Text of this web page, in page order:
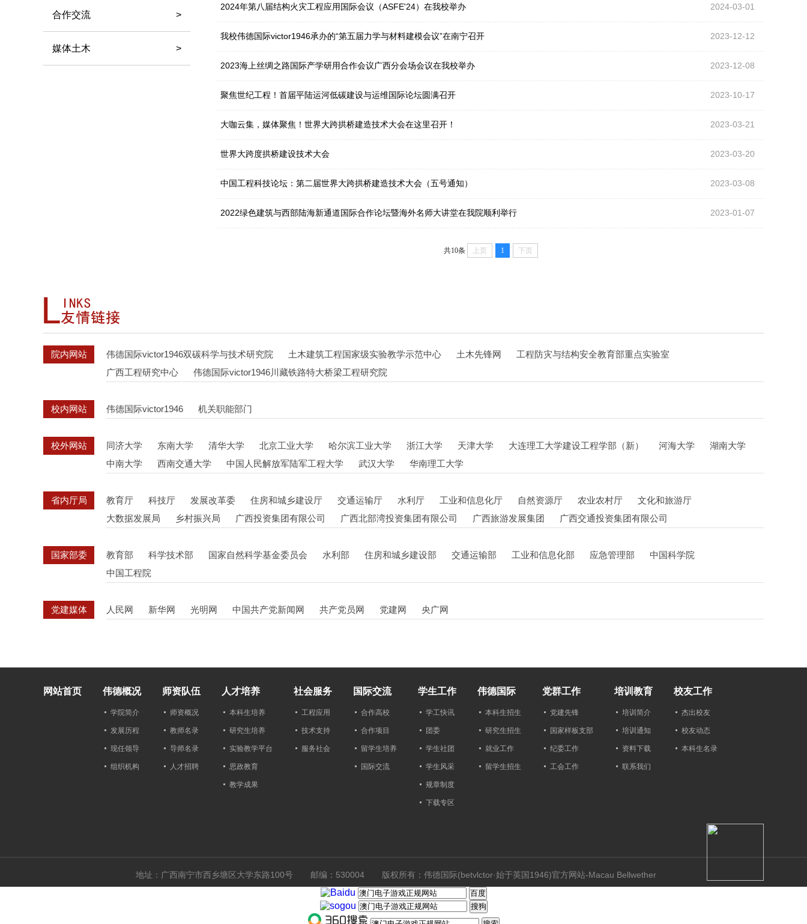
合作交流 >
媒体土木 >
2024年第八届结构火灾工程应用国际会议（ASFE'24）在我校举办 2024-03-01
我校伟德国际victor1946承办的“第五届力学与材料建模会议”在南宁召开 2023-12-12
2023海上丝绸之路国际产学研用合作会议广西分会场会议在我校举办 2023-12-08
聚焦世纪工程！首届平陆运河低碳建设与运维国际论坛圆满召开 2023-10-17
大咖云集，媒体聚焦！世界大跨拱桥建造技术大会在这里召开！ 2023-03-21
世界大跨度拱桥建设技术大会 2023-03-20
中国工程科技论坛：第二届世界大跨拱桥建造技术大会（五号通知） 2023-03-08
2022绿色建筑与西部陆海新通道国际合作论坛暨海外名师大讲堂在我院顺利举行 2023-01-07
共10条 上页 1 下页
院内网站 伟德国际victor1946双碳科学与技术研究院 土木建筑工程国家级实验教学示范中心 土木先锋网
工程防灾与结构安全教育部重点实验室
广西工程研究中心
伟德国际victor1946川藏铁路特大桥梁工程研究院
校内网站 伟德国际victor1946 机关职能部门
校外网站 同济大学 东南大学 清华大学 北京工业大学 哈尔滨工业大学 浙江大学 天津大学 大连理工大学建设工程学部（新） 河海大学
湖南大学
中南大学
西南交通大学 中国人民解放军陆军工程大学 武汉大学 华南理工大学
省内厅局 教育厅 科技厅 发展改革委 住房和城乡建设厅 交通运输厅 水利厅 工业和信息化厅 自然资源厅 农业农村厅
文化和旅游厅
大数据发展局
乡村振兴局 广西投资集团有限公司 广西北部湾投资集团有限公司 广西旅游发展集团 广西交通投资集团有限公司
国家部委 教育部 科学技术部 国家自然科学基金委员会 水利部 住房和城乡建设部 交通运输部 工业和信息化部 应急管理部
中国科学院
中国工程院
党建媒体 人民网 新华网 光明网 中国共产党新闻网 共产党员网 党建网 央广网
网站首页 伟德概况
学院简介
发展历程
现任领导
组织机构
师资队伍
师资概况
教师名录
导师名录
人才招聘
人才培养
本科生培养
研究生培养
实验教学平台
思政教育
教学成果
社会服务
工程应用
技术支持
服务社会
国际交流
合作高校
合作项目
留学生培养
国际交流
学生工作
学工快讯
团委
学生社团
学生风采
规章制度
下载专区
伟德国际
本科生招生
研究生招生
就业工作
留学生招生
党群工作
党建先锋
国家样板支部
纪委工作
工会工作
培训教育
培训简介
培训通知
资料下载
联系我们
校友工作
杰出校友
校友动态
本科生名录
地址：广西南宁市西乡塘区大学东路100号 邮编：530004 版权所有：伟德国际(betvlctor·始于英国1946)官方网站-Macau Bellwether